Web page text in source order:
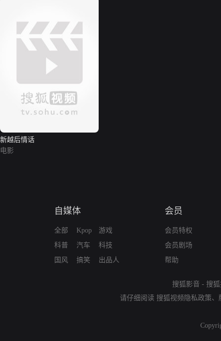
新越后情话
电影
自媒体
全部
科普
国风
Kpop
汽车
搞笑
游戏
科技
出品人
会员
会员特权
会员剧场
帮助
搜狐影音 - 搜
请仔细阅读 搜狐视频隐私政策、